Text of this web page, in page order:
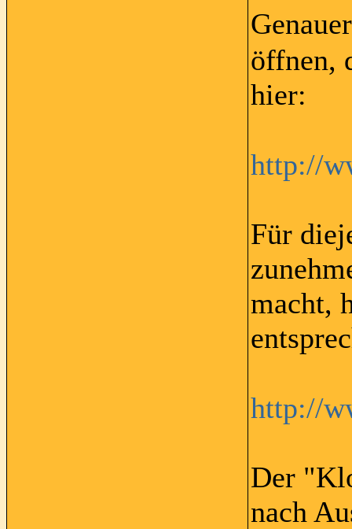
öffnen,
hier:
http://
Für
macht,
http://
Der
nach